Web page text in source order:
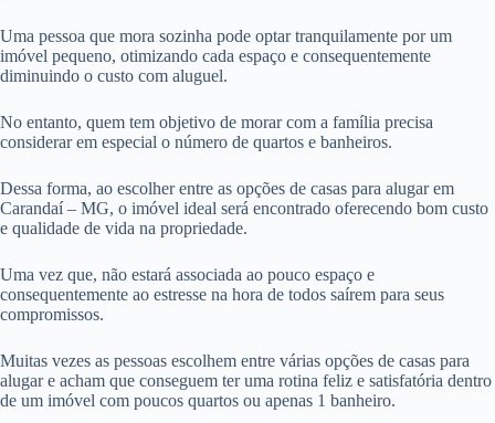
Uma pessoa que mora sozinha pode optar tranquilamente por um
imóvel pequeno, otimizando cada espaço e consequentemente
diminuindo o custo com aluguel.
No entanto, quem tem objetivo de morar com a família precisa
considerar em especial o número de quartos e banheiros.
Dessa forma, ao escolher entre as opções de casas para alugar em
Carandaí – MG, o imóvel ideal será encontrado oferecendo bom custo
e qualidade de vida na propriedade.
Uma vez que, não estará associada ao pouco espaço e
consequentemente ao estresse na hora de todos saírem para seus
compromissos.
Muitas vezes as pessoas escolhem entre várias opções de casas para
alugar e acham que conseguem ter uma rotina feliz e satisfatória dentro
de um imóvel com poucos quartos ou apenas 1 banheiro.